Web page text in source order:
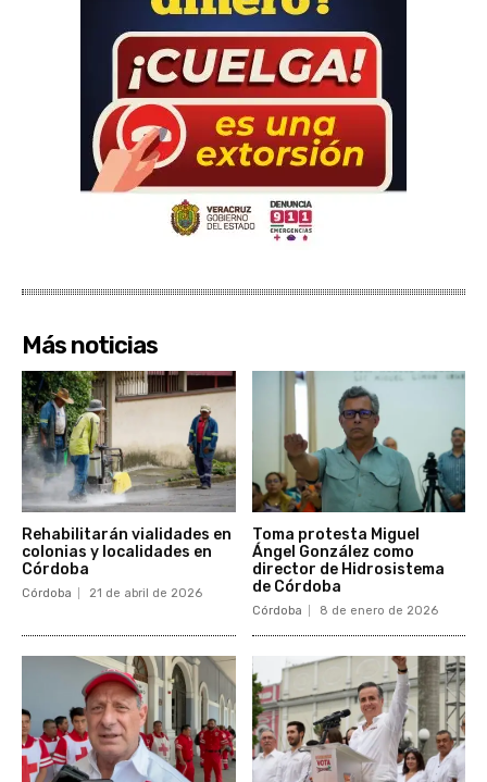
Más noticias
Rehabilitarán vialidades en
colonias y localidades en
Córdoba
Córdoba 21 de abril de 2026
Toma protesta Miguel
Ángel González como
director de Hidrosistema
de Córdoba
Córdoba 8 de enero de 2026